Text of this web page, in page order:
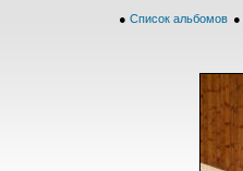
● Список альбомов ●